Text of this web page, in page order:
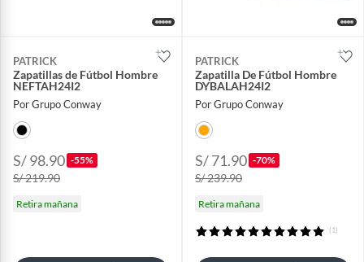
PATRICK
Zapatillas de Fútbol Hombre
NEFTAH24I2
Por Grupo Conway
S/ 98.90 -55%
S/ 219.90
Retira mañana
PATRICK
Zapatilla De Fútbol Hombre
DYBALAH24I2
Por Grupo Conway
S/ 71.90 -70%
S/ 239.90
Retira mañana
(1)